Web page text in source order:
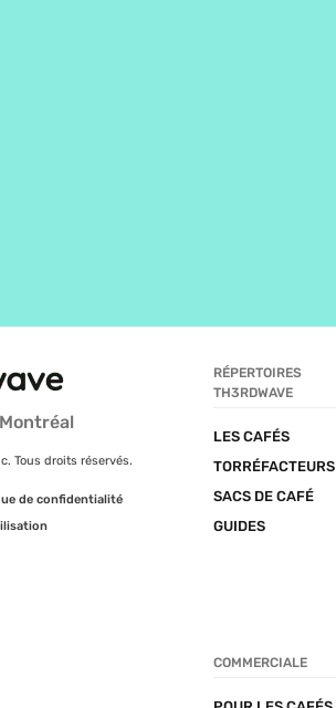
Tous droits réservés.
de confidentialité
RÉPERTOIRES
TH3RDWAVE
LES CAFÉS
TORRÉFACTEURS
SACS DE CAFÉ
GUIDES
COMMERCIALE